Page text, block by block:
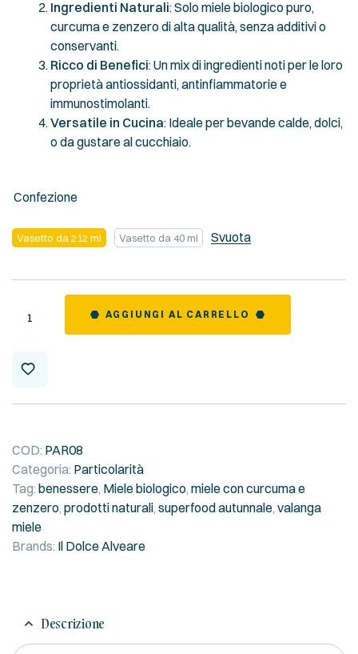
Ingredienti Naturali: Solo miele biologico puro,
curcuma e zenzero di alta qualità, senza additivi o
conservanti.
Ricco di Benefici: Un mix di ingredienti noti per le loro
proprietà antiossidanti, antinfiammatorie e
immunostimolanti.
Versatile in Cucina: Ideale per bevande calde, dolci,
o da gustare al cucchiaio.
Confezione
Vasetto da 212 ml Vasetto da 40 ml Svuota
Quantity AGGIUNGI AL CARRELLO
COD: PAR08
Categoria: Particolarità
Tag: benessere, Miele biologico, miele con curcuma e
zenzero, prodotti naturali, superfood autunnale, valanga
miele
Brands: Il Dolce Alveare
Descrizione